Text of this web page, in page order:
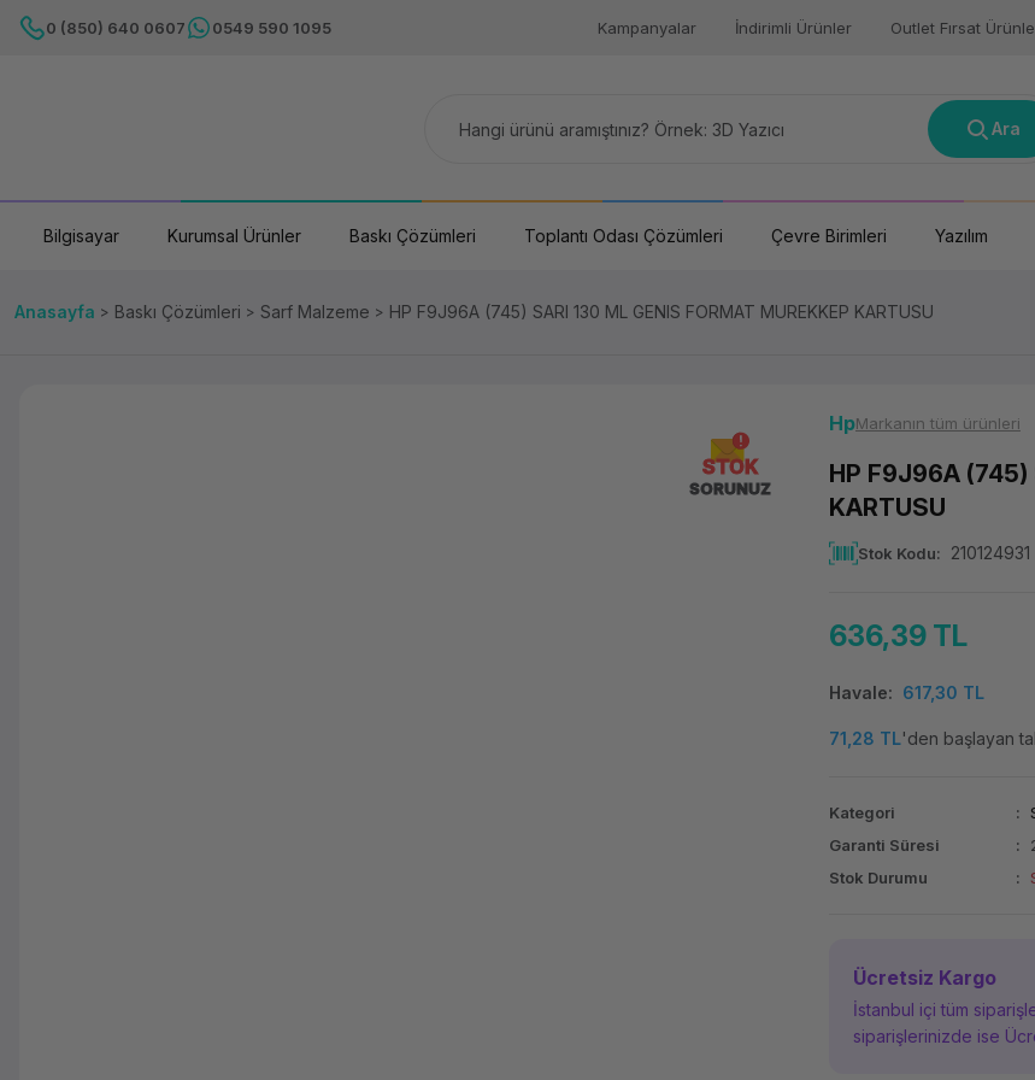
0 (850) 640 0607 0549 590 1095 Kampanyalar İndirimli Ürünler Outlet Fırsat
Ara
Bilgisayar Kurumsal Ürünler Baskı Çözümleri Toplantı Odası Çözümleri Çevre Birimleri Yazılım
Anasayfa Baskı Çözümleri Sarf Malzeme HP F9J96A (745) SARI 130 ML GENIS FORMAT MUREKKEP KARTUSU
STOK
SORUNUZ
HpMarkanın tüm ürünleri
HP F9J96A (745)
KARTUSU
Stok Kodu 210124931
636,39 TL
Havale 617,30 TL
71,28 TL'den başlayan
Kategori
Garanti Süresi
Stok Durumu
Ücretsiz Kargo
İstanbul içi tüm
siparişlerinizde ise